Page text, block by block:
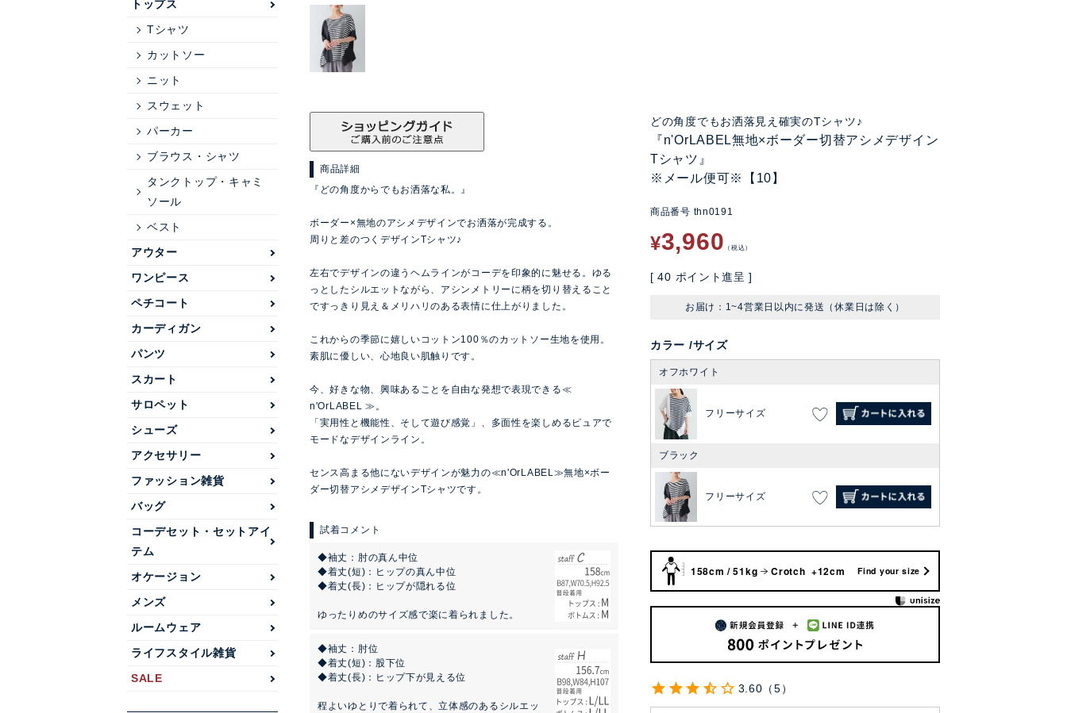
トップス
Tシャツ
カットソー
ニット
スウェット
パーカー
ブラウス・シャツ
タンクトップ・キャミ
ソール
ベスト
アウター
ワンピース
ペチコート
カーディガン
パンツ
スカート
サロペット
シューズ
アクセサリー
ファッション雑貨
バッグ
コーデセット・セットアイ
テム
オケージョン
メンズ
ルームウェア
ライフスタイル雑貨
SALE
どの角度でもお洒落見え確実のTシャツ♪
『n'OrLABEL無地×ボーダー切替アシメデザイン
Tシャツ』
※メール便可※【10】
商品番号 thn0191
¥3,960 税込
[ 40 ポイント進呈 ]
お届け：1~4営業日以内に発送（休業日は除く）
カラー サイズ
オフホワイト
フリーサイズ
ブラック
フリーサイズ
158cm / 51kg Crotch +12cm Find your size
3.60 5
商品詳細
『どの角度からでもお洒落な私。』
ボーダー×無地のアシメデザインでお洒落が完成する。
周りと差のつくデザインTシャツ♪
左右でデザインの違うヘムラインがコーデを印象的に魅せる。ゆる
っとしたシルエットながら、アシンメトリーに柄を切り替えること
ですっきり見え＆メリハリのある表情に仕上がりました。
これからの季節に嬉しいコットン100％のカットソー生地を使用。
素肌に優しい、心地良い肌触りです。
今、好きな物、興味あることを自由な発想で表現できる≪
n'OrLABEL ≫。
「実用性と機能性、そして遊び感覚」、多面性を楽しめるピュアで
モードなデザインライン。
センス高まる他にないデザインが魅力の≪n'OrLABEL≫無地×ボー
ダー切替アシメデザインTシャツです。
◆袖丈：肘の真ん中位
◆着丈(短)：ヒップの真ん中位
◆着丈(長)：ヒップが隠れる位
ゆったりめのサイズ感で楽に着られました。
◆袖丈：肘位
◆着丈(短)：股下位
◆着丈(長)：ヒップ下が見える位
程よいゆとりで着られて、立体感のあるシルエッ